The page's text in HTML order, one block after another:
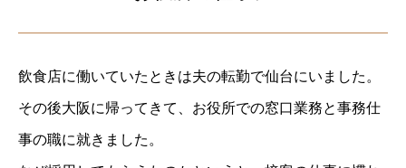
飲食店に働いていたときは夫の転勤で仙台にいました。
その後大阪に帰ってきて、お役所での窓口業務と事務仕
事の職に就きました。